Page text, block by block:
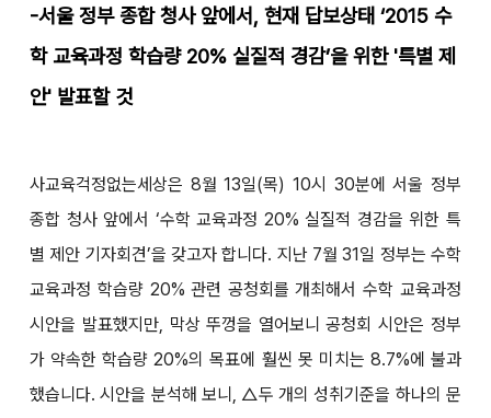
-서울 정부 종합 청사 앞에서, 현재 답보상태 ‘2015 수
학 교육과정 학습량 20% 실질적 경감’을 위한 '특별 제
안' 발표할 것
사교육걱정없는세상은 8월 13일(목) 10시 30분에 서울 정부
종합 청사 앞에서 ‘수학 교육과정 20% 실질적 경감을 위한 특
별 제안 기자회견’을 갖고자 합니다. 지난 7월 31일 정부는 수학
교육과정 학습량 20% 관련 공청회를 개최해서 수학 교육과정
시안을 발표했지만, 막상 뚜껑을 열어보니 공청회 시안은 정부
가 약속한 학습량 20%의 목표에 훨씬 못 미치는 8.7%에 불과
했습니다. 시안을 분석해 보니, △두 개의 성취기준을 하나의 문